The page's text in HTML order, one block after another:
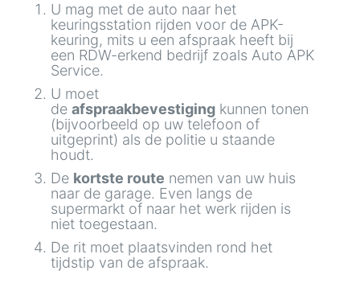
U mag met de auto naar het
keuringsstation rijden voor de APK-
keuring, mits u een afspraak heeft bij
een RDW-erkend bedrijf zoals Auto APK
Service.
U moet
de afspraakbevestiging kunnen tonen
(bijvoorbeeld op uw telefoon of
uitgeprint) als de politie u staande
houdt.
De kortste route nemen van uw huis
naar de garage. Even langs de
supermarkt of naar het werk rijden is
niet toegestaan.
De rit moet plaatsvinden rond het
tijdstip van de afspraak.